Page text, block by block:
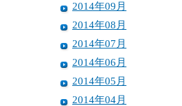
2014年09月
2014年08月
2014年07月
2014年06月
2014年05月
2014年04月